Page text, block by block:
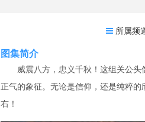
所属频
图集简介
威震八方，忠义千秋！这组关公
正气的象征。无论是信仰，还是纯粹
右！